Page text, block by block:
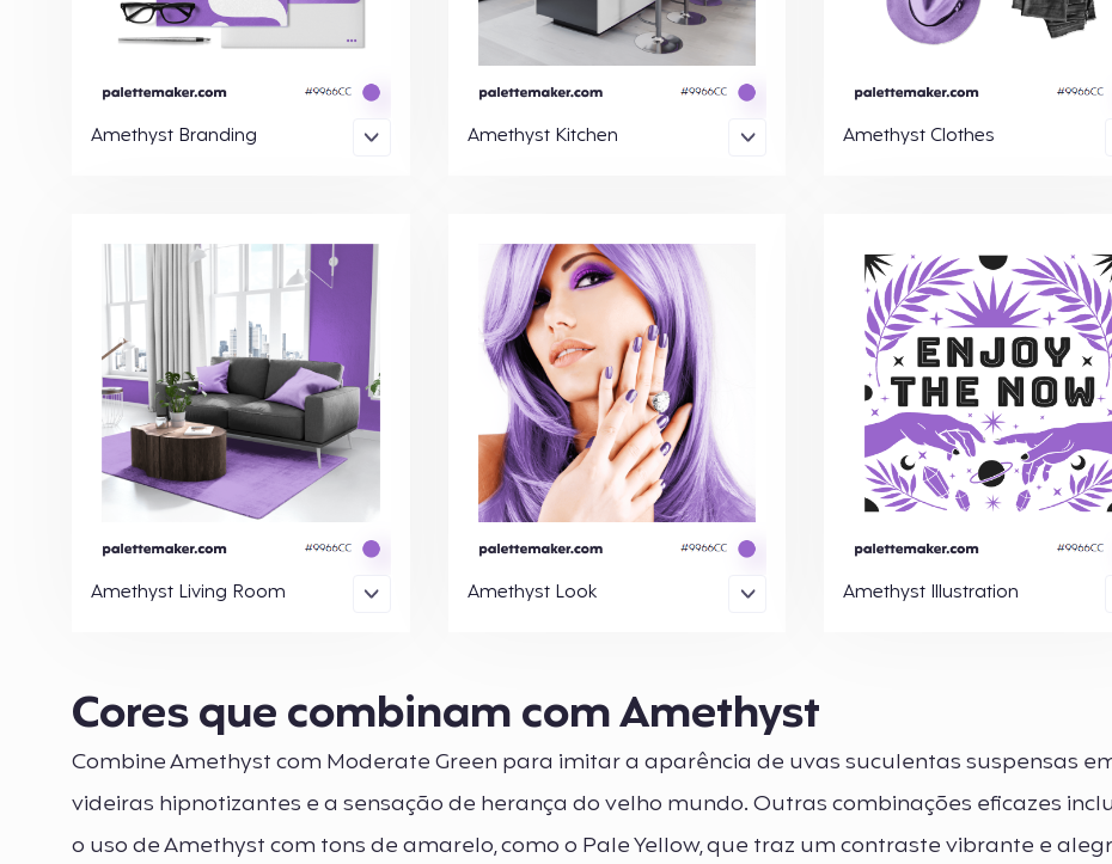
Amethyst Branding Amethyst Kitchen Amethyst Clothes
Amethyst Living Room Amethyst Look Amethyst Illustration
Cores que combinam com Amethyst
Combine Amethyst com Moderate Green para imitar a aparência de uvas suculentas suspensas
videiras hipnotizantes e a sensação de herança do velho mundo. Outras combinações eficazes
o uso de Amethyst com tons de amarelo, como o Pale Yellow, que traz um contraste vibrante e